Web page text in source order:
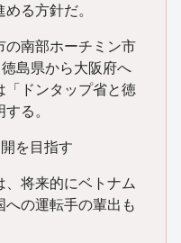
る方針だ。
南部ホーチミン市
島県から大阪府へ
「ドンタップ省と徳
る。
を目指す
将来的にベトナム
の運転手の輩出も